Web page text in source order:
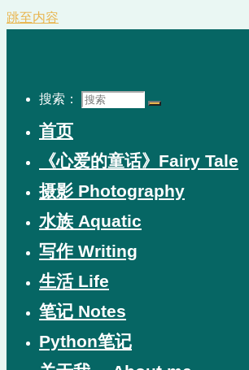
跳至内容
搜索：
首页
《心爱的童话》Fairy Tale
摄影 Photography
水族 Aquatic
写作 Writing
生活 Life
笔记 Notes
Python笔记